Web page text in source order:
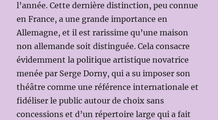
l’année. Cette dernière distinction, peu connue
en France, a une grande importance en
Allemagne, et il est rarissime qu’une maison
non allemande soit distinguée. Cela consacre
évidemment la politique artistique novatrice
menée par Serge Dorny, qui a su imposer son
théâtre comme une référence internationale et
fidéliser le public autour de choix sans
concessions et d’un répertoire large qui a fait